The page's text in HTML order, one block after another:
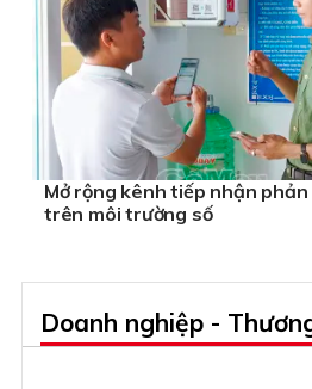
Mở rộng kênh tiếp nhận
trên môi trường số
Doanh nghiệp -